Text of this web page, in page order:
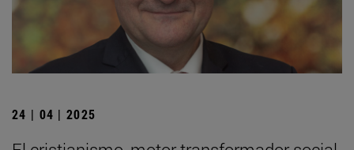
24 | 04 | 2025